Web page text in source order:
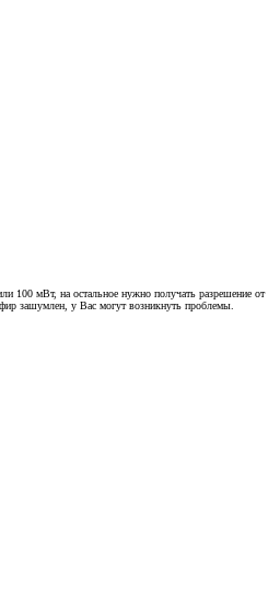
100 мВт, на остальное нужно получать разрешение от
зашумлен, у Вас могут возникнуть проблемы.